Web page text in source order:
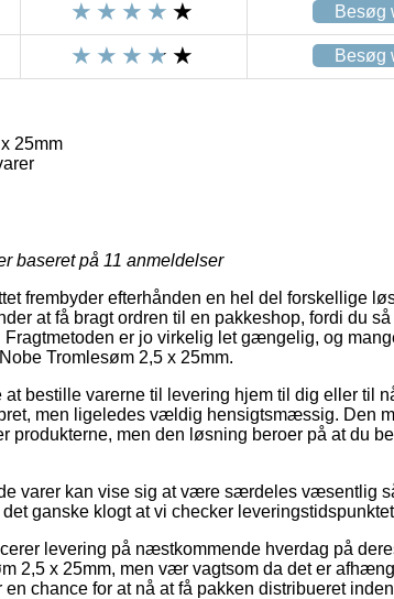
Besøg
Besøg
25mm
baseret på 11 anmeldelser
frembyder efterhånden en hel del forskellige
at få bragt ordren til en pakkeshop, fordi du
Fragtmetoden er jo virkelig let gængelig, og
Tromlesøm 2,5 x 25mm.
bestille varerne til levering hjem til dig eller til
men ligeledes vældig hensigtsmæssig. Den
produkterne, men den løsning beroer på at du
varer kan vise sig at være særdeles væsentlig
ganske klogt at vi checker
levering på næstkommende hverdag på
2,5 x 25mm, men vær vagtsom da det er
chance for at nå at få pakken distribueret